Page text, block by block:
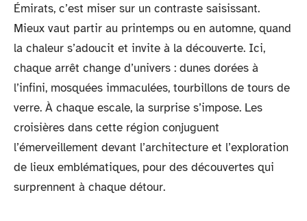
Émirats, c’est miser sur un contraste saisissant.
Mieux vaut partir au printemps ou en automne, quand
la chaleur s’adoucit et invite à la découverte. Ici,
chaque arrêt change d’univers : dunes dorées à
l’infini, mosquées immaculées, tourbillons de tours de
verre. À chaque escale, la surprise s’impose. Les
croisières dans cette région conjuguent
l’émerveillement devant l’architecture et l’exploration
de lieux emblématiques, pour des découvertes qui
surprennent à chaque détour.